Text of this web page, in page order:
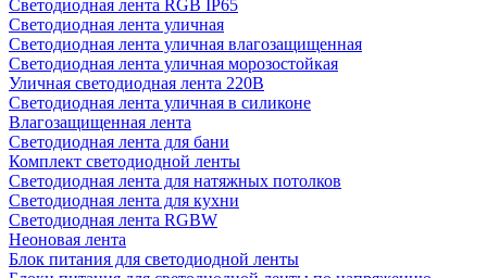
Светодиодная лента RGB IP65
Светодиодная лента уличная
Светодиодная лента уличная влагозащищенная
Светодиодная лента уличная морозостойкая
Уличная светодиодная лента 220В
Светодиодная лента уличная в силиконе
Влагозащищенная лента
Светодиодная лента для бани
Комплект светодиодной ленты
Светодиодная лента для натяжных потолков
Светодиодная лента для кухни
Светодиодная лента RGBW
Неоновая лента
Блок питания для светодиодной ленты